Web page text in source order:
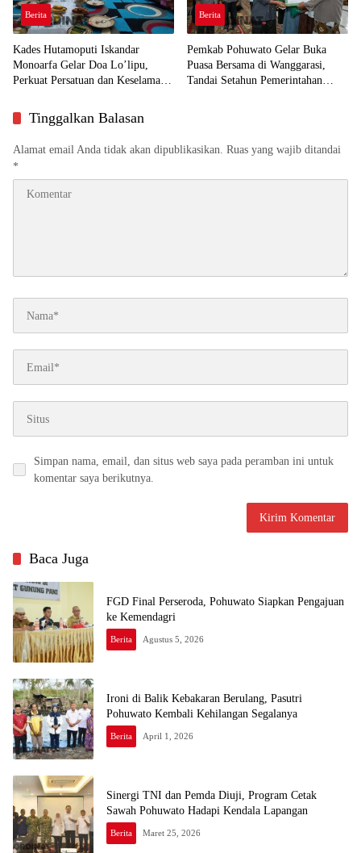
Berita
Kades Hutamoputi Iskandar
Monoarfa Gelar Doa Lo’lipu,
Perkuat Persatuan dan Keselamatan
Berita
Pemkab Pohuwato Gelar Buka
Puasa Bersama di Wanggarasi,
Tandai Setahun Pemerintahan
Tinggalkan Balasan
Alamat email Anda tidak akan dipublikasikan. Ruas yang wajib ditandai
*
Simpan nama, email, dan situs web saya pada peramban ini untuk
komentar saya berikutnya.
Baca Juga
FGD Final Perseroda, Pohuwato Siapkan Pengajuan
ke Kemendagri
Berita Agustus 5, 2026
Ironi di Balik Kebakaran Berulang, Pasutri
Pohuwato Kembali Kehilangan Segalanya
Berita April 1, 2026
Sinergi TNI dan Pemda Diuji, Program Cetak
Sawah Pohuwato Hadapi Kendala Lapangan
Berita Maret 25, 2026